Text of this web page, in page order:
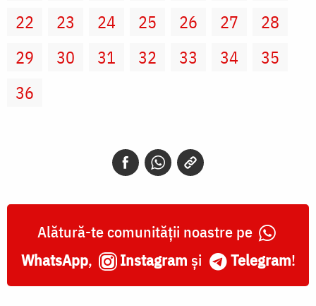
22
23 24 25 26 27
28
29
30 31 32 33 34
35
36
Alătură-te comunității noastre pe
WhatsApp, Instagram și Telegram!